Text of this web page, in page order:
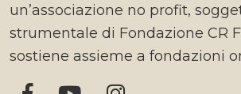
un’associazione no profit,
strumentale di Fondazione CR
sostiene assieme a fondazioni